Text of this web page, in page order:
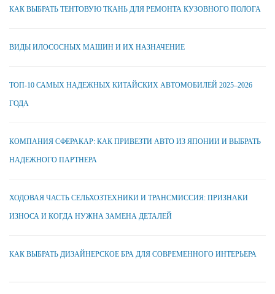
КАК ВЫБРАТЬ ТЕНТОВУЮ ТКАНЬ ДЛЯ РЕМОНТА КУЗОВНОГО ПОЛОГА
ВИДЫ ИЛОСОСНЫХ МАШИН И ИХ НАЗНАЧЕНИЕ
ТОП-10 САМЫХ НАДЕЖНЫХ КИТАЙСКИХ АВТОМОБИЛЕЙ 2025–2026
ГОДА
КОМПАНИЯ СФЕРАКАР: КАК ПРИВЕЗТИ АВТО ИЗ ЯПОНИИ И ВЫБРАТЬ
НАДЕЖНОГО ПАРТНЕРА
ХОДОВАЯ ЧАСТЬ СЕЛЬХОЗТЕХНИКИ И ТРАНСМИССИЯ: ПРИЗНАКИ
ИЗНОСА И КОГДА НУЖНА ЗАМЕНА ДЕТАЛЕЙ
КАК ВЫБРАТЬ ДИЗАЙНЕРСКОЕ БРА ДЛЯ СОВРЕМЕННОГО ИНТЕРЬЕРА